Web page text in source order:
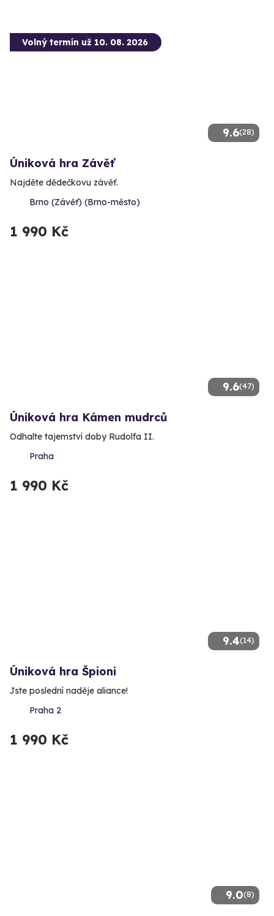
9.6(28)
Volný termín už 10. 08. 2026
Úniková hra Závěť
Najděte dědečkovu závěť.
Brno (Závěť) (Brno-město)
1 990 Kč
9.6(47)
Úniková hra Kámen mudrců
Odhalte tajemství doby Rudolfa II.
Praha
1 990 Kč
9.4(14)
Úniková hra Špioni
Jste poslední naděje aliance!
Praha 2
1 990 Kč
9.0(8)